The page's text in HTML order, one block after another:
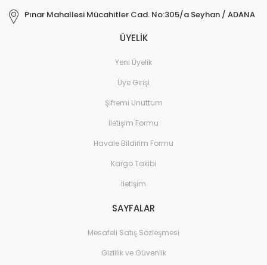
Pınar Mahallesi Mücahitler Cad. No:305/a Seyhan / ADANA
ÜYELİK
Yeni Üyelik
Üye Girişi
Şifremi Unuttum
İletişim Formu
Havale Bildirim Formu
Kargo Takibi
İletişim
SAYFALAR
Mesafeli Satış Sözleşmesi
Gizlilik ve Güvenlik